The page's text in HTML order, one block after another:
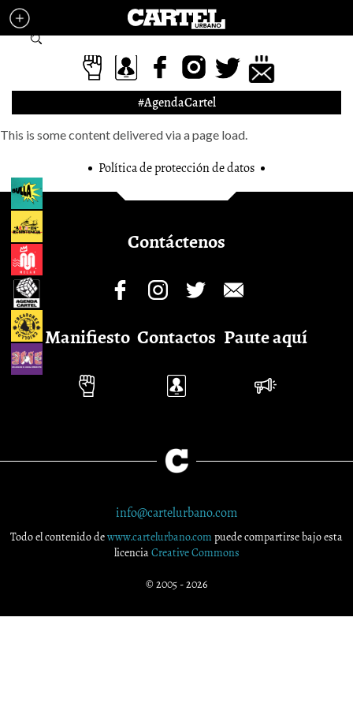
Pasar al contenido principal
Formulario de búsqueda
#AgendaCartel
This is some content delivered via a page load.
Política de protección de datos
Contáctenos
Manifiesto Contactos Paute aquí
info@cartelurbano.com
Todo el contenido dewww.cartelurbano.com puede compartirse bajo esta
licenciaCreative Commons
© 2005 - 2026